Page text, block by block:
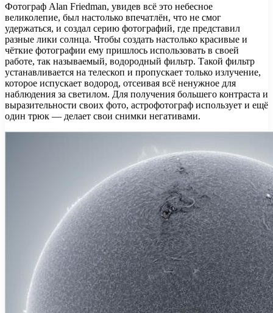
Фотограф Alan Friedman, увидев всё это небесное
великолепие, был настолько впечатлён, что не смог
удержаться, и создал серию фотографий, где представил
разные лики солнца. Чтобы создать настолько красивые и
чёткие фотографии ему пришлось использовать в своей
работе, так называемый, водородный фильтр. Такой фильтр
устанавливается на телескоп и пропускает только излучение,
которое испускает водород, отсеивая всё ненужное для
наблюдения за светилом. Для получения большего контраста и
выразительности своих фото, астрофотограф использует и ещё
один трюк — делает свои снимки негативами.